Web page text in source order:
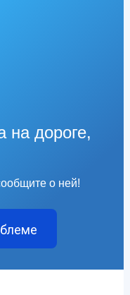
на дороге,
о ней!